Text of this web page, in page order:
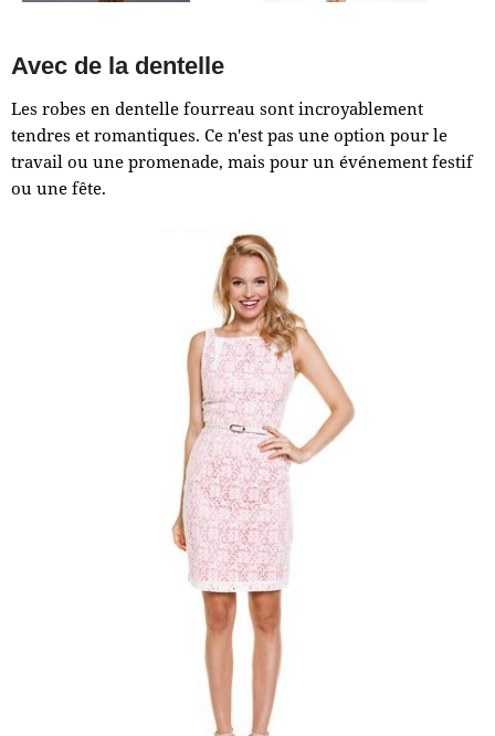
Avec de la dentelle
Les robes en dentelle fourreau sont incroyablement
tendres et romantiques. Ce n'est pas une option pour le
travail ou une promenade, mais pour un événement festif
ou une fête.